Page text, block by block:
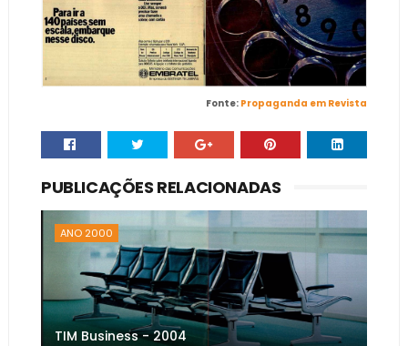
Fonte: Propaganda em Revista
PUBLICAÇÕES RELACIONADAS
ANO 2000
TIM Business - 2004